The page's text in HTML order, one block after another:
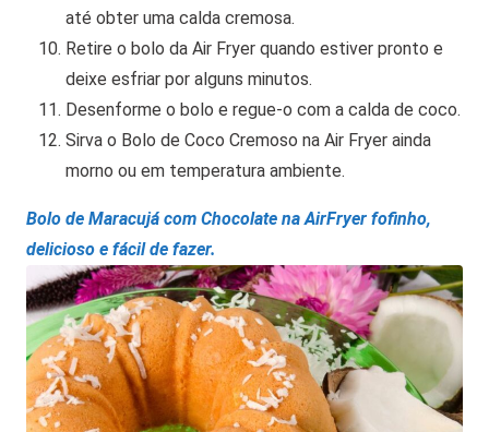
até obter uma calda cremosa.
Retire o bolo da Air Fryer quando estiver pronto e
deixe esfriar por alguns minutos.
Desenforme o bolo e regue-o com a calda de coco.
Sirva o Bolo de Coco Cremoso na Air Fryer ainda
morno ou em temperatura ambiente.
Bolo de Maracujá com Chocolate na AirFryer fofinho,
delicioso e fácil de fazer.